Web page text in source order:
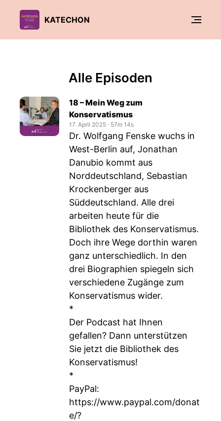
KATECHON
Alle Episoden
18 – Mein Weg zum
Konservatismus
17. April 2025 ‧ 57m 14s
Dr. Wolfgang Fenske wuchs in
West-Berlin auf, Jonathan
Danubio kommt aus
Norddeutschland, Sebastian
Krockenberger aus
Süddeutschland. Alle drei
arbeiten heute für die
Bibliothek des Konservatismus.
Doch ihre Wege dorthin waren
ganz unterschiedlich. In den
drei Biographien spiegeln sich
verschiedene Zugänge zum
Konservatismus wider.
*
Der Podcast hat Ihnen
gefallen? Dann unterstützen
Sie jetzt die Bibliothek des
Konservatismus!
*
PayPal:
https://www.paypal.com/donat
e/?